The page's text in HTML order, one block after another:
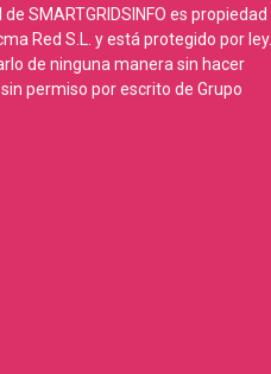
SMARTGRIDSINFO es propiedad
Red S.L. y está protegido por ley.
de ninguna manera sin hacer
permiso por escrito de Grupo